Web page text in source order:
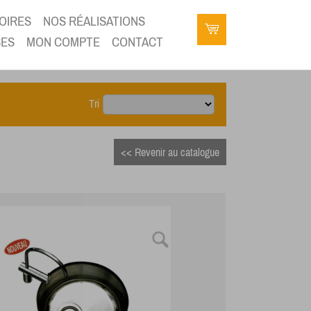
NOS RÉALISATIONS
MON COMPTE CONTACT
Tri
<< Revenir au catalogue